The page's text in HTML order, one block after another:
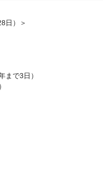
日）＞
まで3日）